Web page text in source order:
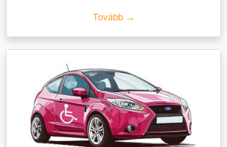
Tovább →